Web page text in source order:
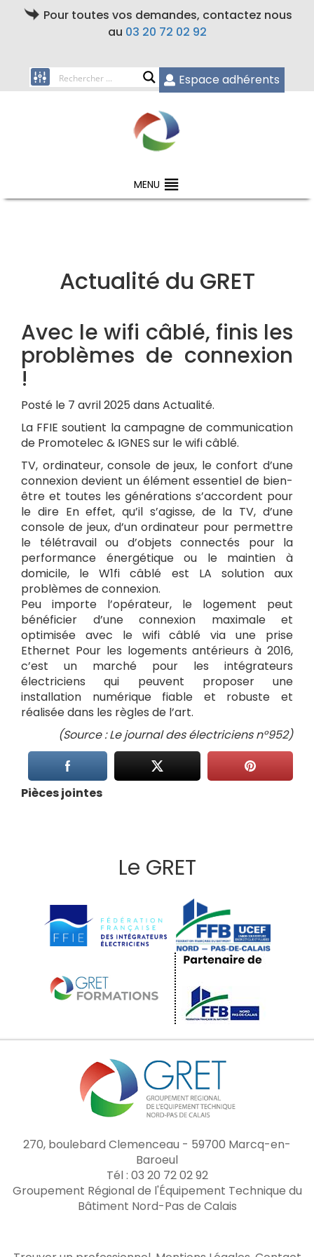
Pour toutes vos demandes, contactez nous
au 03 20 72 02 92
Espace adhérents
MENU
Actualité du GRET
Avec le wifi câblé, finis les
problèmes de connexion
!
Posté le 7 avril 2025 dans Actualité.
La FFIE soutient la campagne de communication
de Promotelec & IGNES sur le wifi câblé.
TV, ordinateur, console de jeux, le confort d’une
connexion devient un élément essentiel de bien-
être et toutes les générations s’accordent pour
le dire En effet, qu’il s’agisse, de la TV, d’une
console de jeux, d’un ordinateur pour permettre
le télétravail ou d’objets connectés pour la
performance énergétique ou le maintien à
domicile, le W1fi câblé est LA solution aux
problèmes de connexion.
Peu importe l’opérateur, le logement peut
bénéficier d’une connexion maximale et
optimisée avec le wifi câblé via une prise
Ethernet Pour les logements antérieurs à 2016,
c’est un marché pour les intégrateurs
électriciens qui peuvent proposer une
installation numérique fiable et robuste et
réalisée dans les règles de l’art.
(Source : Le journal des électriciens n°952)
Pièces jointes
Le GRET
270, boulebard Clemenceau - 59700 Marcq-en-
Baroeul
Tél : 03 20 72 02 92
Groupement Régional de l'Équipement Technique du
Bâtiment Nord-Pas de Calais